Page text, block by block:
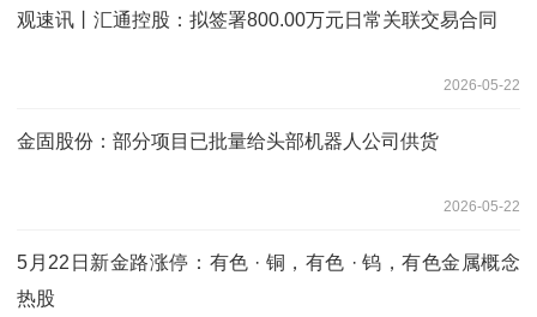
观速讯丨汇通控股：拟签署800.00万元日常关联交易合同
2026-05-22
金固股份：部分项目已批量给头部机器人公司供货
2026-05-22
5月22日新金路涨停：有色 · 铜，有色 · 钨，有色金属概念
热股